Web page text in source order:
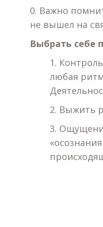
0. Важно
не вышел на
Выбрать себе
1.
любая
2. Выжить
3.